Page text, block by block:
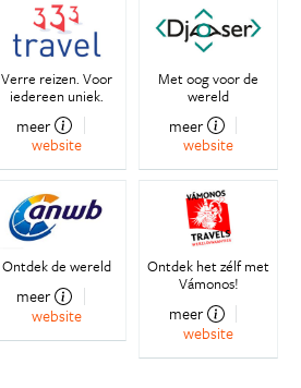
Verre reizen. Voor
iedereen uniek.
meer
website
Met oog voor de
wereld
meer
website
Ontdek de wereld
meer
website
Ontdek het zélf met
Vámonos!
meer
website